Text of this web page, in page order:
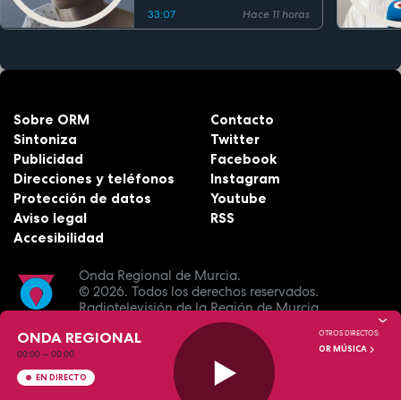
33:07
Hace 11 horas
Onda Regional de Murcia.
© 2026. Todos los derechos reservados.
Radiotelevisión de la Región de Murcia.
Sobre ORM
Sintoniza
Publicidad
Direcciones y teléfonos
Protección de datos
Aviso legal
Accesibilidad
Contacto
Twitter
Facebook
Instagram
Youtube
RSS
ONDA REGIONAL
00:00—00:00
EN DIRECTO
OTROS DIRECTOS:
OR MÚSICA